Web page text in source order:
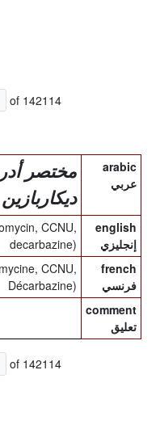
of 142114
arabic
عربي
مختصر
english
إنجليزي
CCNU,
decarbazine)
french
فرنسي
CCNU,
Décarbazine)
comment
تعليق
of 142114